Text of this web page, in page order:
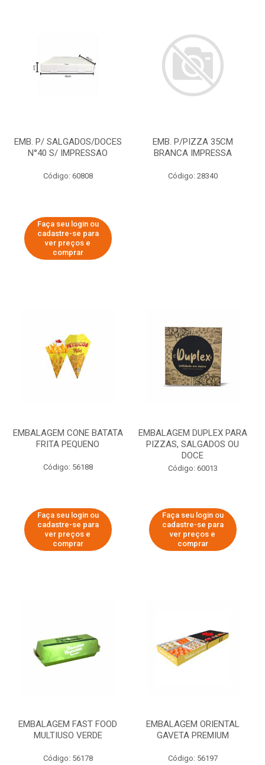
EMB. P/ SALGADOS/DOCES
N°40 S/ IMPRESSAO
Código: 60808
Faça seu login ou
cadastre-se para
ver preços e
comprar
EMB. P/PIZZA 35CM
BRANCA IMPRESSA
Código: 28340
EMBALAGEM CONE BATATA
FRITA PEQUENO
Código: 56188
Faça seu login ou
cadastre-se para
ver preços e
comprar
EMBALAGEM DUPLEX PARA
PIZZAS, SALGADOS OU
DOCE
Código: 60013
Faça seu login ou
cadastre-se para
ver preços e
comprar
EMBALAGEM FAST FOOD
MULTIUSO VERDE
Código: 56178
EMBALAGEM ORIENTAL
GAVETA PREMIUM
Código: 56197